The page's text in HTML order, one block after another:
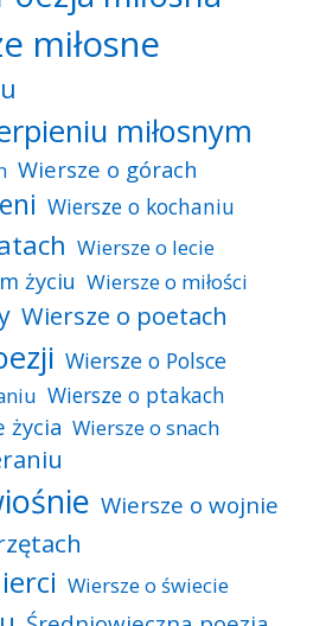
miłosne
miłosnym
Wiersze o górach
Wiersze o kochaniu
Wiersze o lecie
życiu Wiersze o miłości
Wiersze o poetach
Wiersze o Polsce
Wiersze o ptakach
życia Wiersze o snach
Wiersze o wojnie
Wiersze o świecie